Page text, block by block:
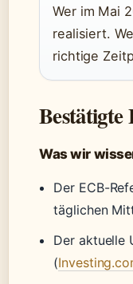
Wer im Mai
realisiert.
richtige
Bestätigte
Was wir
Der ECB-
täglichen
Der aktuelle
(